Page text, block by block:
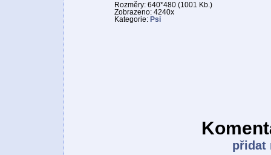
Rozměry: 640*480 (1001 Kb.)
Zobrazeno: 4240x
Kategorie: Psi
přidat